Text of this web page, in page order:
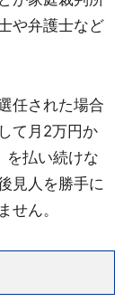
や弁護士など
任された場合
て月2万円か
を払い続けな
見人を勝手に
せん。